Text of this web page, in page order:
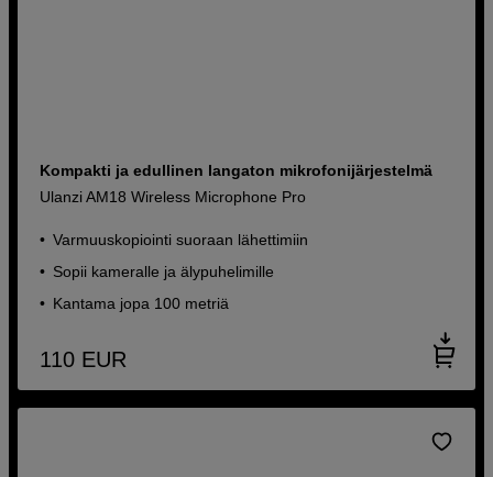
Kompakti ja edullinen langaton mikrofonijärjestelmä
Ulanzi AM18 Wireless Microphone Pro
Varmuuskopiointi suoraan lähettimiin
Sopii kameralle ja älypuhelimille
Kantama jopa 100 metriä
110 EUR